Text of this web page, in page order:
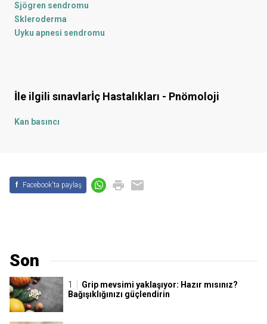
Sjögren sendromu
Skleroderma
Uyku apnesi sendromu
İle ilgili sınavlarİç Hastalıkları - Pnömoloji
Kan basıncı
f Facebook'ta paylaş
Son
Grip mevsimi yaklaşıyor: Hazır mısınız?
Bağışıklığınızı güçlendirin